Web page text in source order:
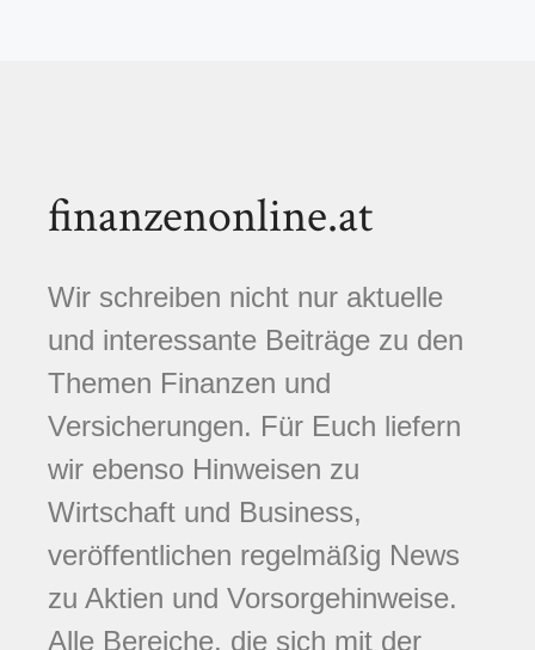
finanzenonline.at
Wir schreiben nicht nur aktuelle
und interessante Beiträge zu den
Themen Finanzen und
Versicherungen. Für Euch liefern
wir ebenso Hinweisen zu
Wirtschaft und Business,
veröffentlichen regelmäßig News
zu Aktien und Vorsorgehinweise.
Alle Bereiche, die sich mit der